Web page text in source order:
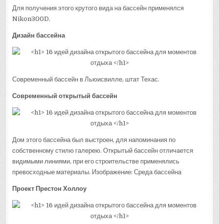
Для получения этого крутого вида на бассейн применялся
Nikon300D.
Дизайн бассейна
Современный бассейн в Льюисвилле, штат Техас.
Современный открытый бассейн
Дом этого бассейна был выстроен, для напоминания по
собственному стилю галерею. Открытый бассейн отличается
видимыми линиями, при его строительстве применялись
превосходные материалы. Изображение: Среда бассейна
Проект Престон Холлоу